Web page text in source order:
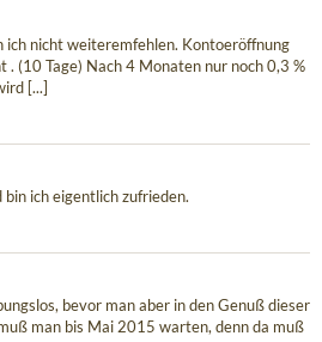
ich nicht weiteremfehlen. Kontoeröffnung
. (10 Tage) Nach 4 Monaten nur noch 0,3 %
[...]
bin ich eigentlich zufrieden.
bevor man aber in den Genuß dieser
man bis Mai 2015 warten, denn da muß